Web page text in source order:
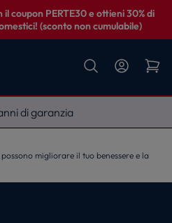
coupon PERTE30 e ottieni 30% di
(sconto non cumulabile)
di garanzia
migliorare il tuo benessere e la